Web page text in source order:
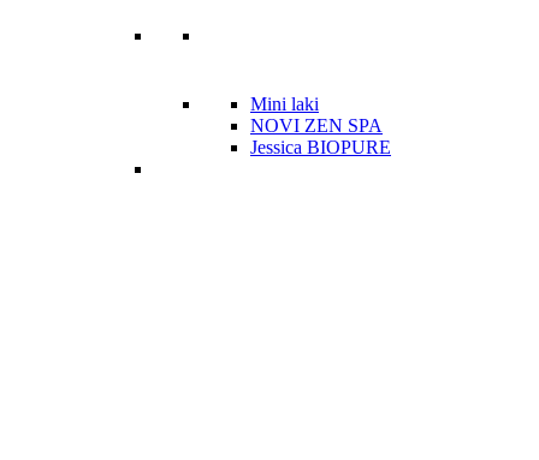
Mini laki
NOVI ZEN SPA
Jessica BIOPURE